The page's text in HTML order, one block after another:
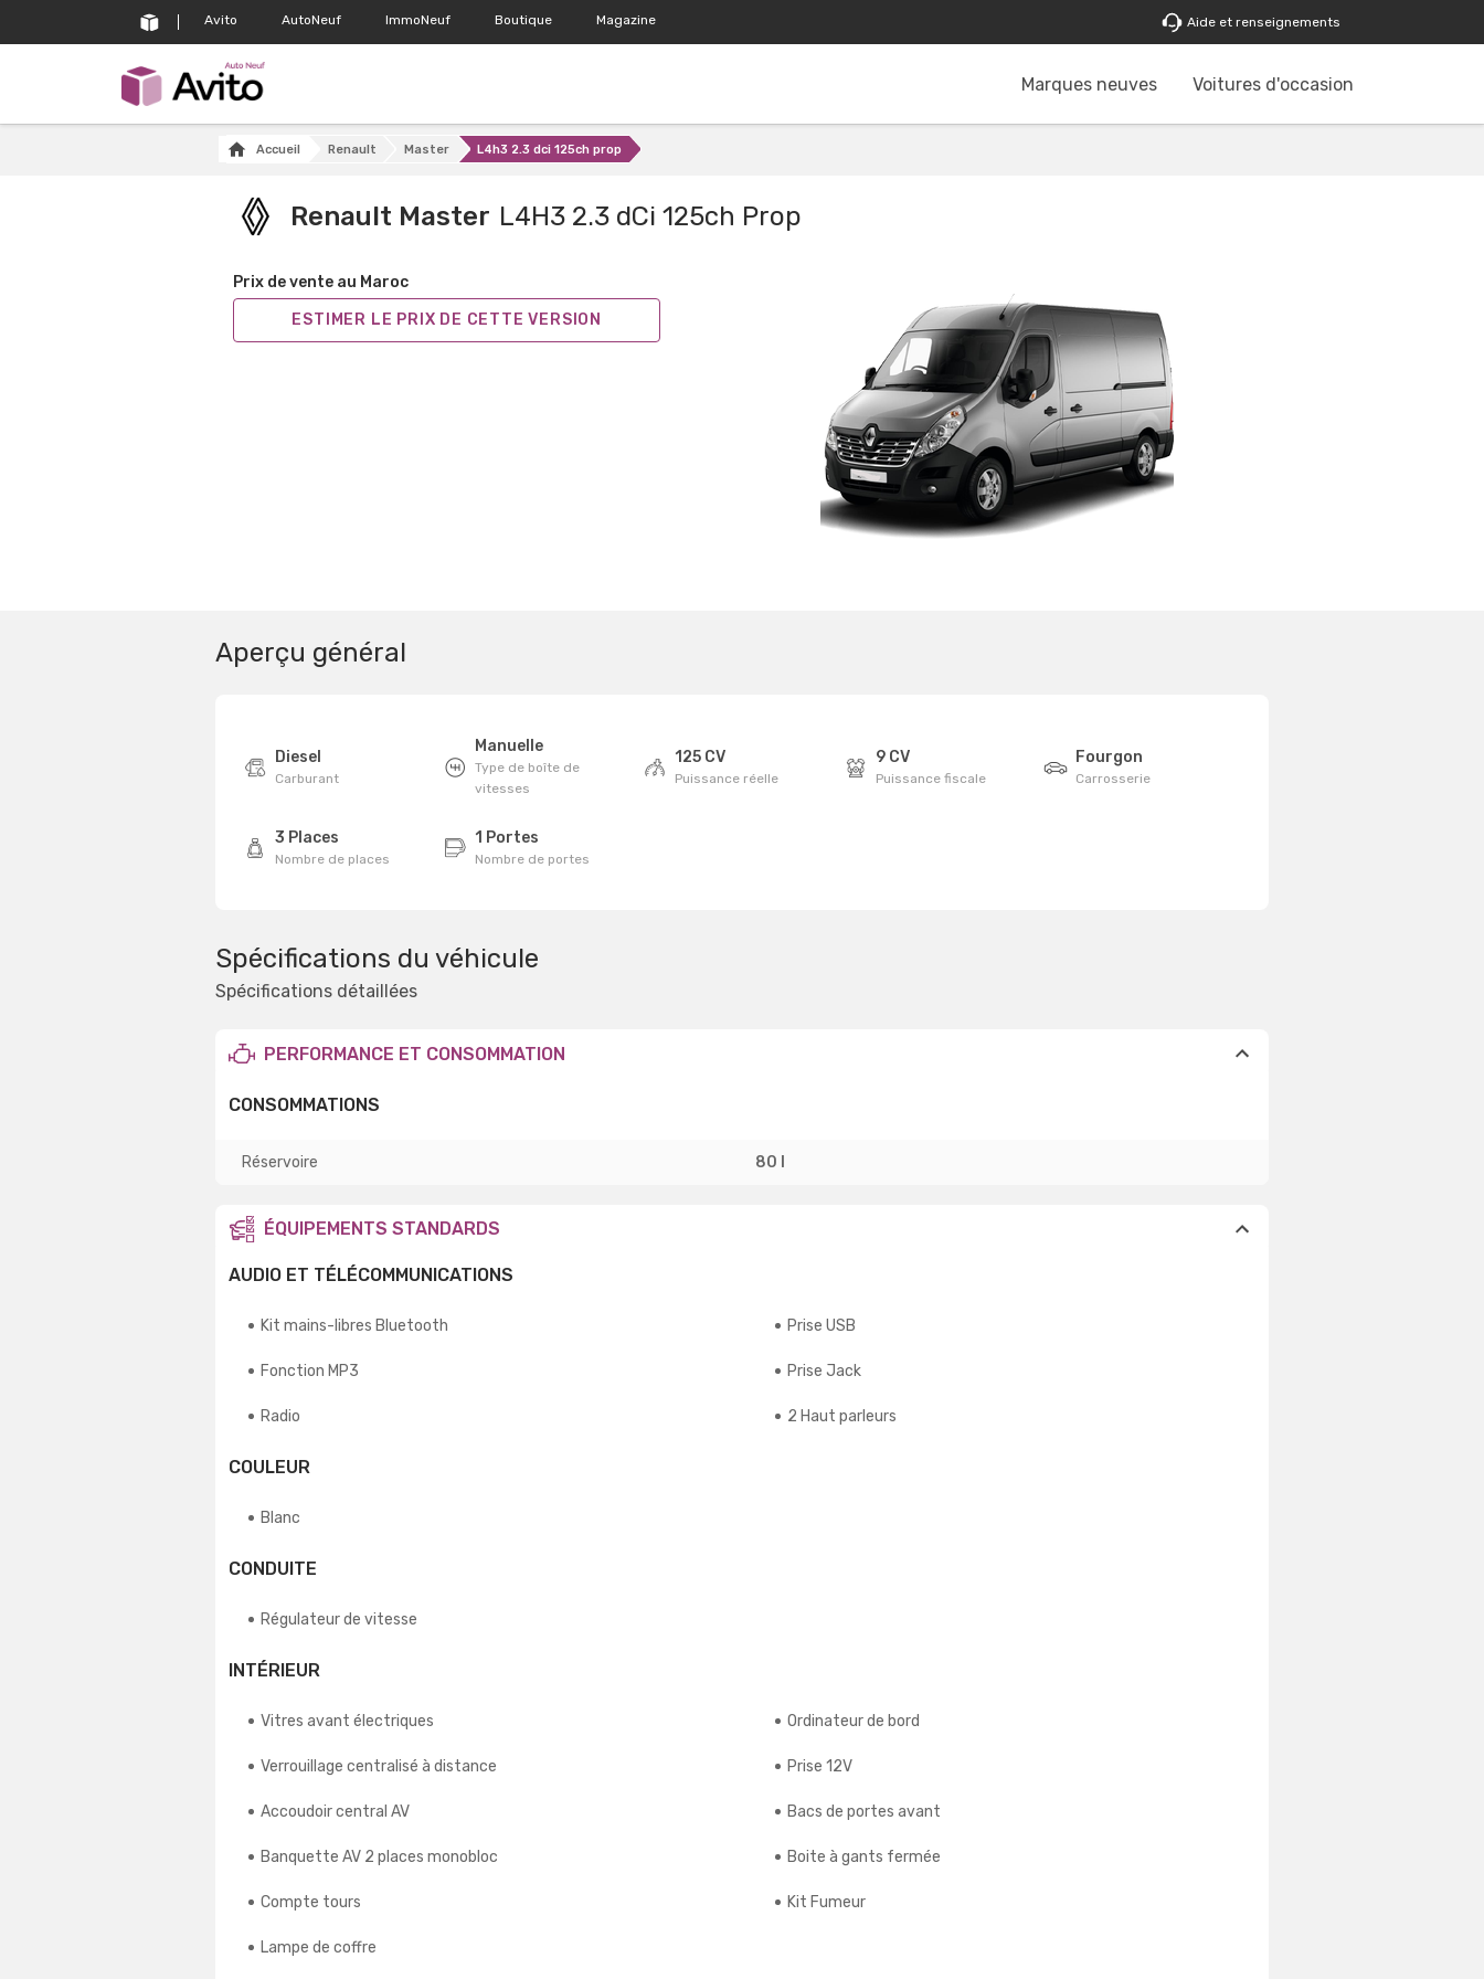
Avito AutoNeuf ImmoNeuf Boutique Magazine Aide et renseignements
Marques neuves Voitures d'occasion
Accueil Renault Master L4h3 2.3 dci 125ch prop
Renault Master L4H3 2.3 dCi 125ch Prop
Prix de vente au Maroc
ESTIMER LE PRIX DE CETTE VERSION
Aperçu général
Diesel
Carburant
Manuelle
Type de boîte de
vitesses
125 CV
Puissance réelle
9 CV
Puissance fiscale
Fourgon
Carrosserie
3 Places
Nombre de places
1 Portes
Nombre de portes
Spécifications du véhicule
Spécifications détaillées
PERFORMANCE ET CONSOMMATION
CONSOMMATIONS
Réservoire 80 l
ÉQUIPEMENTS STANDARDS
AUDIO ET TÉLÉCOMMUNICATIONS
Kit mains-libres Bluetooth Prise USB
Fonction MP3 Prise Jack
Radio 2 Haut parleurs
COULEUR
Blanc
CONDUITE
Régulateur de vitesse
INTÉRIEUR
Vitres avant électriques Ordinateur de bord
Verrouillage centralisé à distance Prise 12V
Accoudoir central AV Bacs de portes avant
Banquette AV 2 places monobloc Boite à gants fermée
Compte tours Kit Fumeur
Lampe de coffre